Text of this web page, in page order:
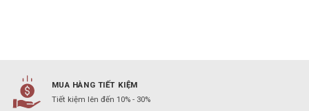
MUA HÀNG TIẾT KIỆM
Tiết kiệm lên đến 10% - 30%